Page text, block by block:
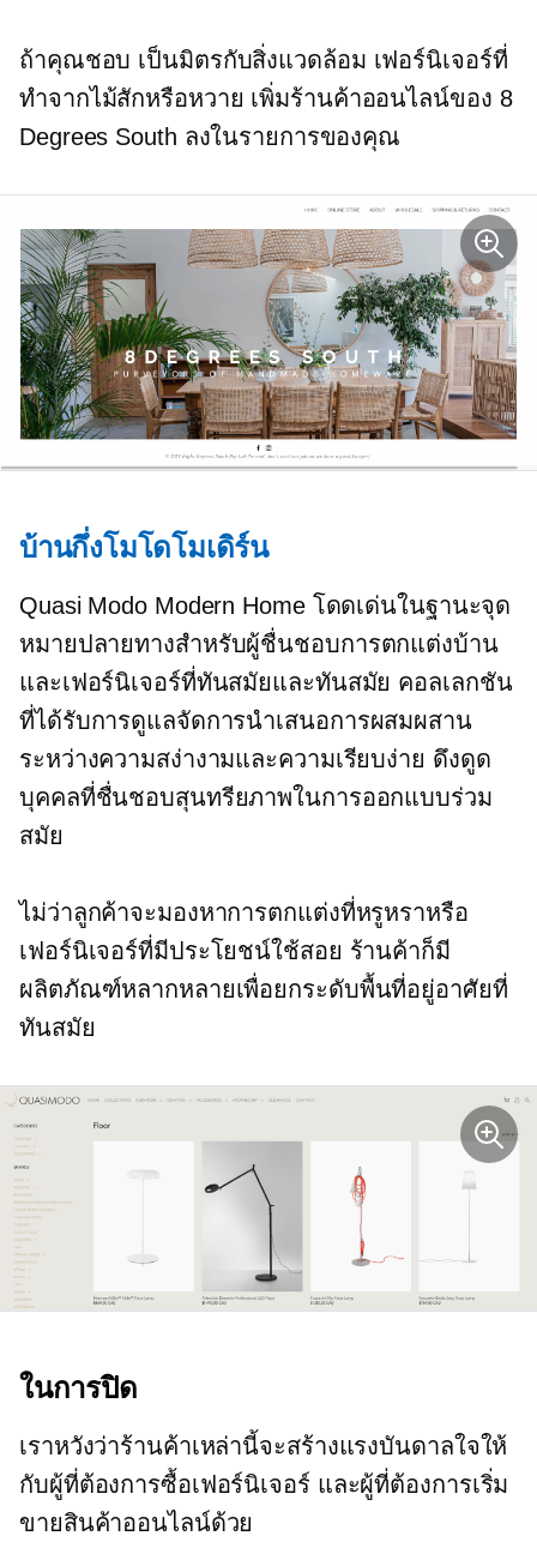
ถ้าคุณชอบ เป็นมิตรกับสิ่งแวดล้อม เฟอร์นิเจอร์ที่
ทำจากไม้สักหรือหวาย เพิ่มร้านค้าออนไลน์ของ 8
Degrees South ลงในรายการของคุณ
บ้านกึ่งโมโดโมเดิร์น
Quasi Modo Modern Home โดดเด่นในฐานะจุด
หมายปลายทางสำหรับผู้ชื่นชอบการตกแต่งบ้าน
และเฟอร์นิเจอร์ที่ทันสมัยและทันสมัย คอลเลกชัน
ที่ได้รับการดูแลจัดการนำเสนอการผสมผสาน
ระหว่างความสง่างามและความเรียบง่าย ดึงดูด
บุคคลที่ชื่นชอบสุนทรียภาพในการออกแบบร่วม
สมัย
ไม่ว่าลูกค้าจะมองหาการตกแต่งที่หรูหราหรือ
เฟอร์นิเจอร์ที่มีประโยชน์ใช้สอย ร้านค้าก็มี
ผลิตภัณฑ์หลากหลายเพื่อยกระดับพื้นที่อยู่อาศัยที่
ทันสมัย
ในการปิด
เราหวังว่าร้านค้าเหล่านี้จะสร้างแรงบันดาลใจให้
กับผู้ที่ต้องการซื้อเฟอร์นิเจอร์ และผู้ที่ต้องการเริ่ม
ขายสินค้าออนไลน์ด้วย